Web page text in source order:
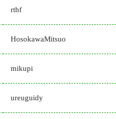
rthf
HosokawaMitsuo
mikupi
ureuguidy